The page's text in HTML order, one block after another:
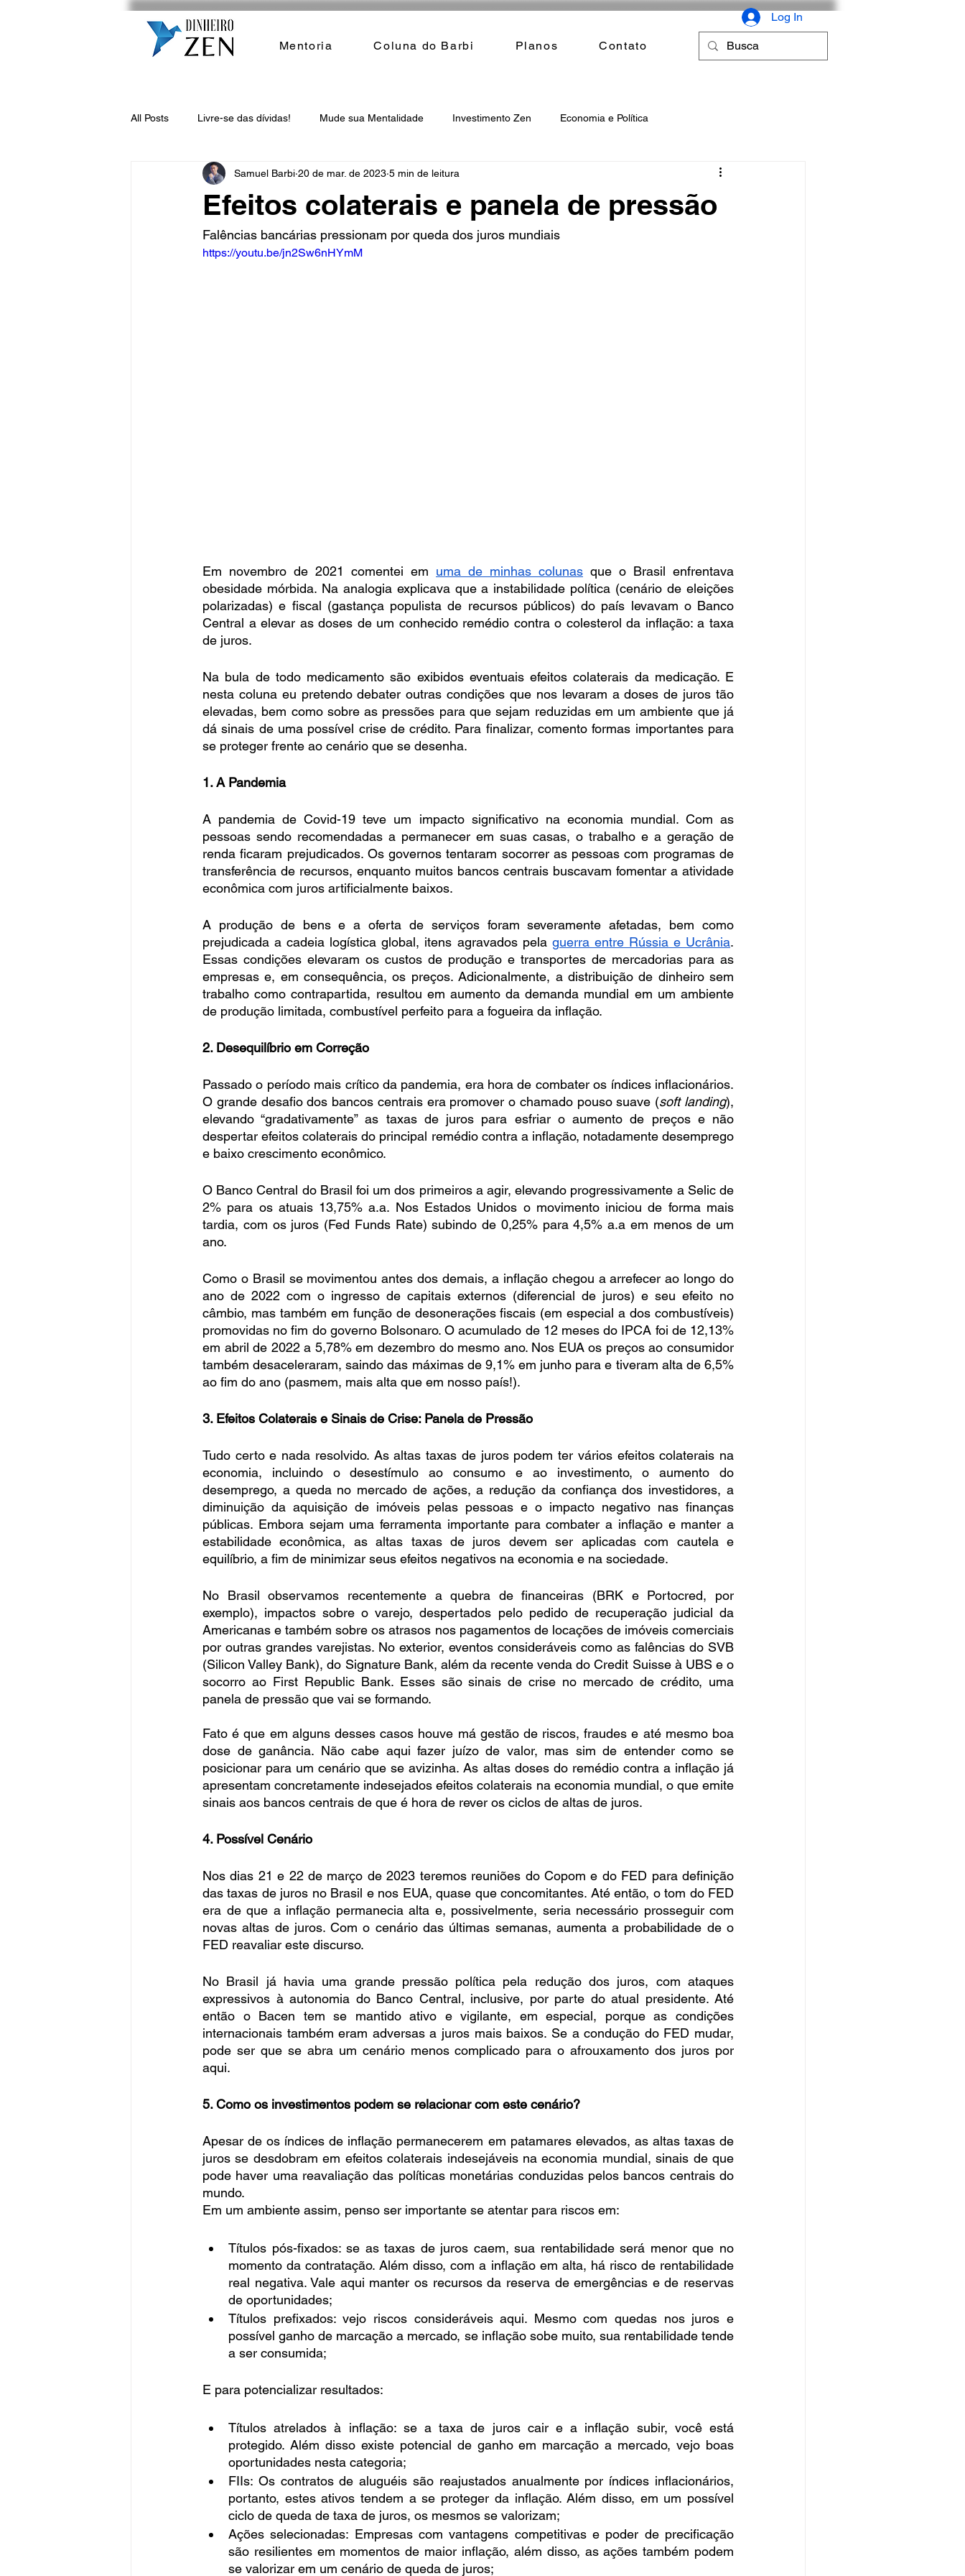
Mentoria Coluna do Barbi Planos Contato
Log In
All Posts Livre-se das dívidas! Mude sua Mentalidade Investimento Zen Economia e Política
Efeitos colaterais e panela de pressão
Samuel Barbi 20 de mar. de 2023 5 min de leitura
Falências bancárias pressionam por queda dos juros mundiais
https://youtu.be/jn2Sw6nHYmM
Em novembro de 2021 comentei em uma de minhas colunas que o Brasil enfrentava
obesidade mórbida. Na analogia explicava que a instabilidade política (cenário de eleições
polarizadas) e fiscal (gastança populista de recursos públicos) do país levavam o Banco
Central a elevar as doses de um conhecido remédio contra o colesterol da inflação: a taxa
de juros.
Na bula de todo medicamento são exibidos eventuais efeitos colaterais da medicação. E
nesta coluna eu pretendo debater outras condições que nos levaram a doses de juros tão
elevadas, bem como sobre as pressões para que sejam reduzidas em um ambiente que já
dá sinais de uma possível crise de crédito. Para finalizar, comento formas importantes para
se proteger frente ao cenário que se desenha.
1. A Pandemia
A pandemia de Covid-19 teve um impacto significativo na economia mundial. Com as
pessoas sendo recomendadas a permanecer em suas casas, o trabalho e a geração de
renda ficaram prejudicados. Os governos tentaram socorrer as pessoas com programas de
transferência de recursos, enquanto muitos bancos centrais buscavam fomentar a atividade
econômica com juros artificialmente baixos.
A produção de bens e a oferta de serviços foram severamente afetadas, bem como
prejudicada a cadeia logística global, itens agravados pela guerra entre Rússia e Ucrânia.
Essas condições elevaram os custos de produção e transportes de mercadorias para as
empresas e, em consequência, os preços. Adicionalmente, a distribuição de dinheiro sem
trabalho como contrapartida, resultou em aumento da demanda mundial em um ambiente
de produção limitada, combustível perfeito para a fogueira da inflação.
2. Desequilíbrio em Correção
Passado o período mais crítico da pandemia, era hora de combater os índices inflacionários.
O grande desafio dos bancos centrais era promover o chamado pouso suave (soft landing),
elevando “gradativamente” as taxas de juros para esfriar o aumento de preços e não
despertar efeitos colaterais do principal remédio contra a inflação, notadamente desemprego
e baixo crescimento econômico.
O Banco Central do Brasil foi um dos primeiros a agir, elevando progressivamente a Selic de
2% para os atuais 13,75% a.a. Nos Estados Unidos o movimento iniciou de forma mais
tardia, com os juros (Fed Funds Rate) subindo de 0,25% para 4,5% a.a em menos de um
ano.
Como o Brasil se movimentou antes dos demais, a inflação chegou a arrefecer ao longo do
ano de 2022 com o ingresso de capitais externos (diferencial de juros) e seu efeito no
câmbio, mas também em função de desonerações fiscais (em especial a dos combustíveis)
promovidas no fim do governo Bolsonaro. O acumulado de 12 meses do IPCA foi de 12,13%
em abril de 2022 a 5,78% em dezembro do mesmo ano. Nos EUA os preços ao consumidor
também desaceleraram, saindo das máximas de 9,1% em junho para e tiveram alta de 6,5%
ao fim do ano (pasmem, mais alta que em nosso país!).
3. Efeitos Colaterais e Sinais de Crise: Panela de Pressão
Tudo certo e nada resolvido. As altas taxas de juros podem ter vários efeitos colaterais na
economia, incluindo o desestímulo ao consumo e ao investimento, o aumento do
desemprego, a queda no mercado de ações, a redução da confiança dos investidores, a
diminuição da aquisição de imóveis pelas pessoas e o impacto negativo nas finanças
públicas. Embora sejam uma ferramenta importante para combater a inflação e manter a
estabilidade econômica, as altas taxas de juros devem ser aplicadas com cautela e
equilíbrio, a fim de minimizar seus efeitos negativos na economia e na sociedade.
No Brasil observamos recentemente a quebra de financeiras (BRK e Portocred, por
exemplo), impactos sobre o varejo, despertados pelo pedido de recuperação judicial da
Americanas e também sobre os atrasos nos pagamentos de locações de imóveis comerciais
por outras grandes varejistas. No exterior, eventos consideráveis como as falências do SVB
(Silicon Valley Bank), do Signature Bank, além da recente venda do Credit Suisse à UBS e o
socorro ao First Republic Bank. Esses são sinais de crise no mercado de crédito, uma
panela de pressão que vai se formando.
Fato é que em alguns desses casos houve má gestão de riscos, fraudes e até mesmo boa
dose de ganância. Não cabe aqui fazer juízo de valor, mas sim de entender como se
posicionar para um cenário que se avizinha. As altas doses do remédio contra a inflação já
apresentam concretamente indesejados efeitos colaterais na economia mundial, o que emite
sinais aos bancos centrais de que é hora de rever os ciclos de altas de juros.
4. Possível Cenário
Nos dias 21 e 22 de março de 2023 teremos reuniões do Copom e do FED para definição
das taxas de juros no Brasil e nos EUA, quase que concomitantes. Até então, o tom do FED
era de que a inflação permanecia alta e, possivelmente, seria necessário prosseguir com
novas altas de juros. Com o cenário das últimas semanas, aumenta a probabilidade de o
FED reavaliar este discurso.
No Brasil já havia uma grande pressão política pela redução dos juros, com ataques
expressivos à autonomia do Banco Central, inclusive, por parte do atual presidente. Até
então o Bacen tem se mantido ativo e vigilante, em especial, porque as condições
internacionais também eram adversas a juros mais baixos. Se a condução do FED mudar,
pode ser que se abra um cenário menos complicado para o afrouxamento dos juros por
aqui.
5. Como os investimentos podem se relacionar com este cenário?
Apesar de os índices de inflação permanecerem em patamares elevados, as altas taxas de
juros se desdobram em efeitos colaterais indesejáveis na economia mundial, sinais de que
pode haver uma reavaliação das políticas monetárias conduzidas pelos bancos centrais do
mundo.
Em um ambiente assim, penso ser importante se atentar para riscos em:
Títulos pós-fixados: se as taxas de juros caem, sua rentabilidade será menor que no
momento da contratação. Além disso, com a inflação em alta, há risco de rentabilidade
real negativa. Vale aqui manter os recursos da reserva de emergências e de reservas
de oportunidades;
Títulos prefixados: vejo riscos consideráveis aqui. Mesmo com quedas nos juros e
possível ganho de marcação a mercado, se inflação sobe muito, sua rentabilidade tende
a ser consumida;
E para potencializar resultados:
Títulos atrelados à inflação: se a taxa de juros cair e a inflação subir, você está
protegido. Além disso existe potencial de ganho em marcação a mercado, vejo boas
oportunidades nesta categoria;
FIIs: Os contratos de aluguéis são reajustados anualmente por índices inflacionários,
portanto, estes ativos tendem a se proteger da inflação. Além disso, em um possível
ciclo de queda de taxa de juros, os mesmos se valorizam;
Ações selecionadas: Empresas com vantagens competitivas e poder de precificação
são resilientes em momentos de maior inflação, além disso, as ações também podem
se valorizar em um cenário de queda de juros;